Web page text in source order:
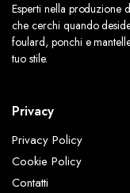
Esperti nella produzione
che cerchi quando
foulard, ponchi e
tuo stile.
Privacy
Privacy Policy
Cookie Policy
Contatti